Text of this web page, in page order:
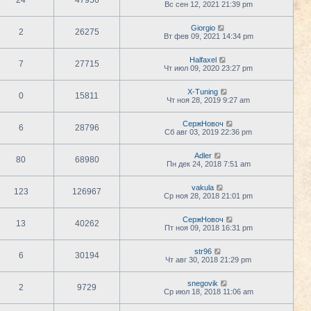
Вс сен 12, 2021 21:39 pm
2 26275
Giorgio
Вт фев 09, 2021 14:34 pm
7 27715
Halfaxel
Чт июл 09, 2020 23:27 pm
0 15811
X-Tuning
Чт ноя 28, 2019 9:27 am
6 28796
СержНовоч
Сб авг 03, 2019 22:36 pm
80 68980
Adler
Пн дек 24, 2018 7:51 am
123 126967
vakula
Ср ноя 28, 2018 21:01 pm
13 40262
СержНовоч
Пт ноя 09, 2018 16:31 pm
6 30194
str96
Чт авг 30, 2018 21:29 pm
2 9729
snegovik
Ср июл 18, 2018 11:06 am